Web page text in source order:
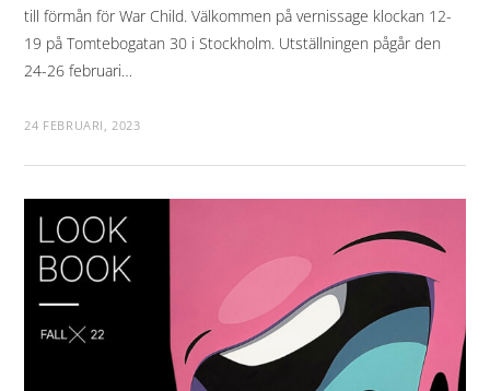
till förmån för War Child. Välkommen på vernissage klockan 12-
19 på Tomtebogatan 30 i Stockholm. Utställningen pågår den
24-26 februari…
24 FEBRUARI, 2023